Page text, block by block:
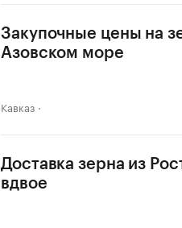
Закупочные цены на
Азовском море
Кавказ
Доставка зерна из
вдвое